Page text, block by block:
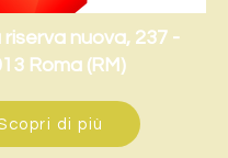
riserva nuova, 237 -
Roma (RM)
di più